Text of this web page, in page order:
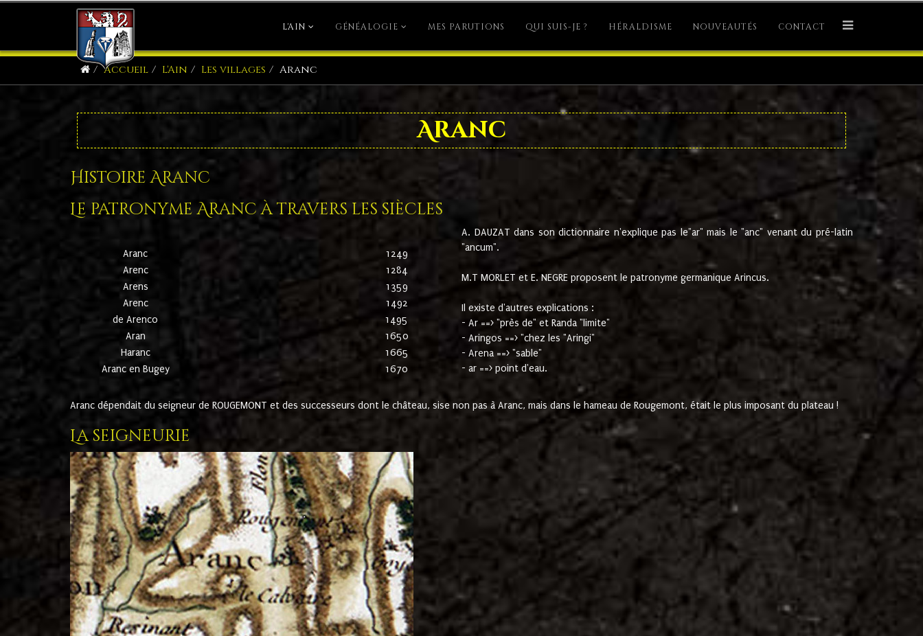
L'AIN GÉNÉALOGIE MES PARUTIONS QUI SUIS-JE ? HÉRALDISME NOUVEAUTÉS CONTACT
Accueil L'Ain Les villages Aranc
Aranc
Histoire Aranc
Le patronyme Aranc à travers les siècles
Aranc
1249
Arenc
1284
Arens
1359
Arenc
1492
de Arenco
1495
Aran
1650
Haranc
1665
Aranc en Bugey
1670
A. DAUZAT dans son dictionnaire n'explique pas le"ar" mais le "anc" venant du pré-latin
"ancum".
M.T MORLET et E. NEGRE proposent le patronyme germanique Arincus.
Il existe d'autres explications :
- Ar ==> "près de" et Randa "limite"
- Aringos ==> "chez les "Aringi"
- Arena ==> "sable"
- ar ==> point d'eau.
Aranc dépendait du seigneur de ROUGEMONT et des successeurs dont le château, sise non pas à Aranc, mais dans le hameau de Rougemont, était le plus imposant du plateau !
La seigneurie